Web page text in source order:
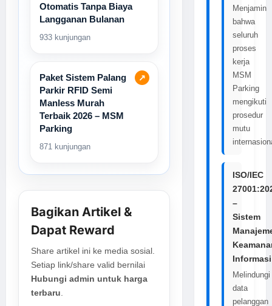
Otomatis Tanpa Biaya
Langganan Bulanan
933 kunjungan
↗
Paket Sistem Palang
Parkir RFID Semi
Manless Murah
Terbaik 2026 – MSM
Parking
871 kunjungan
Bagikan Artikel &
Dapat Reward
Share artikel ini ke media sosial.
Setiap link/share valid bernilai
Hubungi admin untuk harga
terbaru.
Menjamin
bahwa
seluruh
proses
kerja
MSM
Parking
mengikuti
prosedur
mutu
ISO/IEC
–
Sistem
Informasi
Melindungi
data
pelanggan